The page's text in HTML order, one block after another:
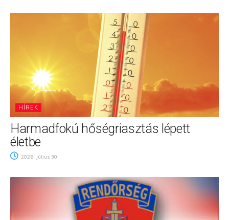
HÍREK
Harmadfokú hőségriasztás lépett
életbe
2026. július 30.